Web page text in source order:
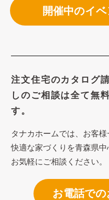
開催中のイ
注文住宅のカタログ
しのご相談は全て無
す。
タナカホームでは、お客
快適な家づくり を青森県
お気軽にご相談ください。
お電話で